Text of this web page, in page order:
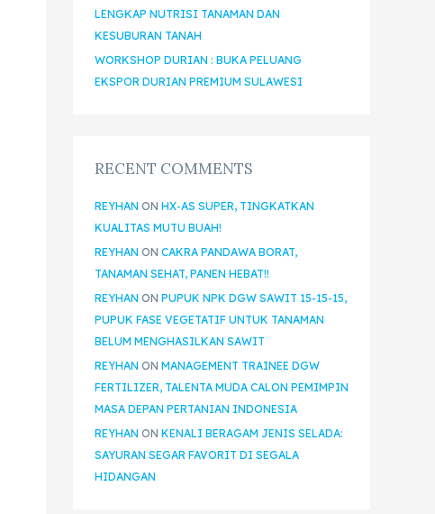
LENGKAP NUTRISI TANAMAN DAN
KESUBURAN TANAH
WORKSHOP DURIAN : BUKA PELUANG
EKSPOR DURIAN PREMIUM SULAWESI
RECENT COMMENTS
REYHAN ON HX-AS SUPER, TINGKATKAN
KUALITAS MUTU BUAH!
REYHAN ON CAKRA PANDAWA BORAT,
TANAMAN SEHAT, PANEN HEBAT!!
REYHAN ON PUPUK NPK DGW SAWIT 15-15-15,
PUPUK FASE VEGETATIF UNTUK TANAMAN
BELUM MENGHASILKAN SAWIT
REYHAN ON MANAGEMENT TRAINEE DGW
FERTILIZER, TALENTA MUDA CALON PEMIMPIN
MASA DEPAN PERTANIAN INDONESIA
REYHAN ON KENALI BERAGAM JENIS SELADA:
SAYURAN SEGAR FAVORIT DI SEGALA
HIDANGAN